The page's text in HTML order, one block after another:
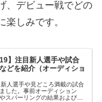
、デビュー戦でどの
楽しみです。
】注目新人選手や試合
どを紹介（オーディショ
人選手や見どころ満載の試合
した。事前オーディション
スパーリングの結果および決